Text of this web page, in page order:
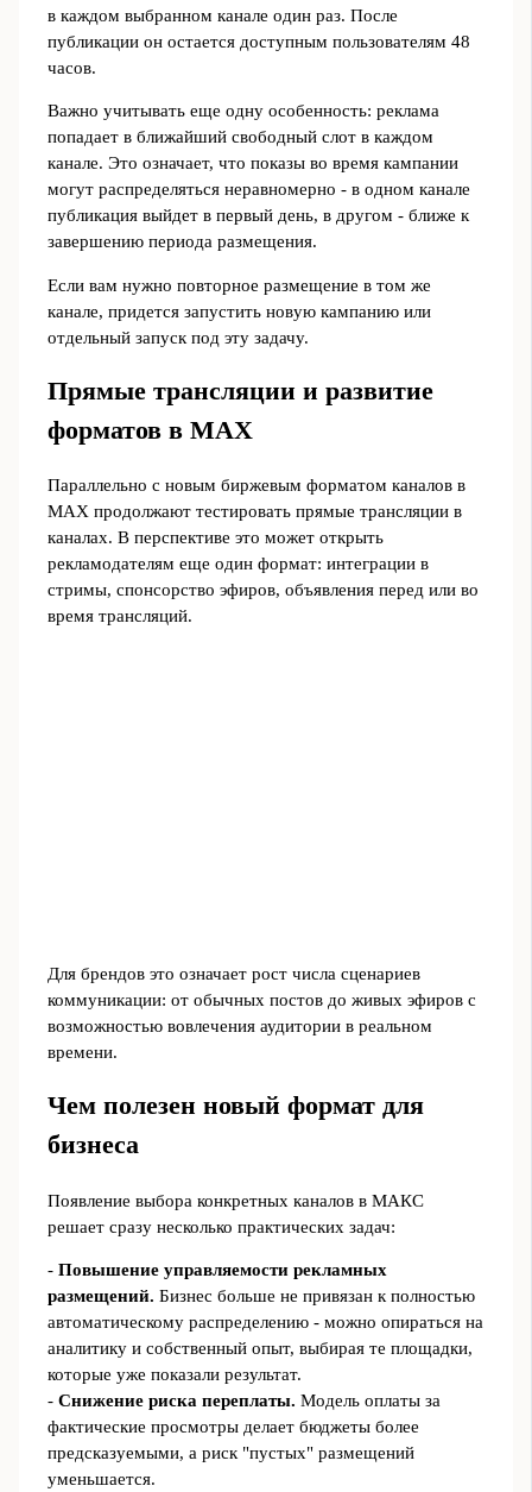
в каждом выбранном канале один раз. После
публикации он остается доступным пользователям 48
часов.
Важно учитывать еще одну особенность: реклама
попадает в ближайший свободный слот в каждом
канале. Это означает, что показы во время кампании
могут распределяться неравномерно - в одном канале
публикация выйдет в первый день, в другом - ближе к
завершению периода размещения.
Если вам нужно повторное размещение в том же
канале, придется запустить новую кампанию или
отдельный запуск под эту задачу.
Прямые трансляции и развитие
форматов в MAX
Параллельно с новым биржевым форматом каналов в
MAX продолжают тестировать прямые трансляции в
каналах. В перспективе это может открыть
рекламодателям еще один формат: интеграции в
стримы, спонсорство эфиров, объявления перед или во
время трансляций.
Для брендов это означает рост числа сценариев
коммуникации: от обычных постов до живых эфиров с
возможностью вовлечения аудитории в реальном
времени.
Чем полезен новый формат для
бизнеса
Появление выбора конкретных каналов в МАКС
решает сразу несколько практических задач:
- Повышение управляемости рекламных
размещений. Бизнес больше не привязан к полностью
автоматическому распределению - можно опираться на
аналитику и собственный опыт, выбирая те площадки,
которые уже показали результат.
- Снижение риска переплаты. Модель оплаты за
фактические просмотры делает бюджеты более
предсказуемыми, а риск "пустых" размещений
уменьшается.